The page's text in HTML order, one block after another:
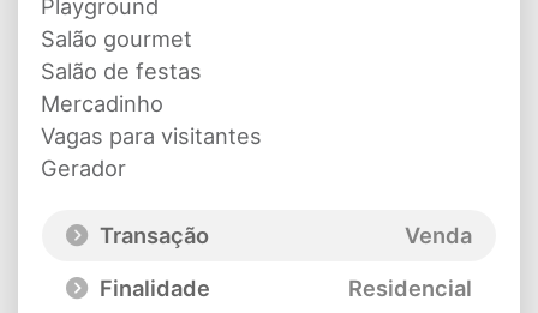
Playground
Salão gourmet
Salão de festas
Mercadinho
Vagas para visitantes
Gerador
Transação
Venda
Finalidade
Residencial